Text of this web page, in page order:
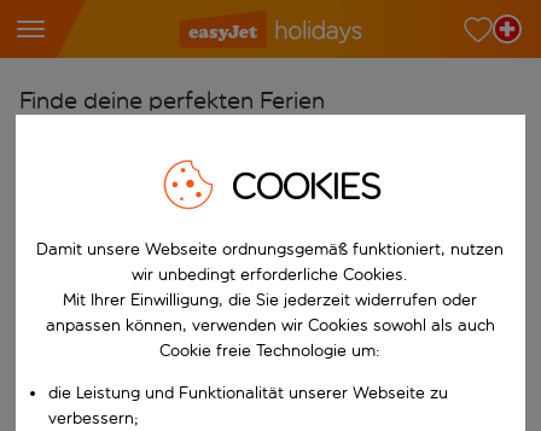
Finde deine perfekten Ferien
Wähle deine Flughäfen
Beginne mit der Eingabe für die automatische
Reiseziele finden
Nach
W&auml;hle ein Ab- und R&uuml;ckflugdatum aus.
Wähle deine Reisedaten
Wann
Wer
COOKIES
Damit unsere Webseite ordnungsgemäß funktioniert, nutzen
wir unbedingt erforderliche Cookies.
Mit Ihrer Einwilligung, die Sie jederzeit widerrufen oder
anpassen können, verwenden wir Cookies sowohl als auch
Cookie freie Technologie um:
die Leistung und Funktionalität unserer Webseite zu
verbessern;